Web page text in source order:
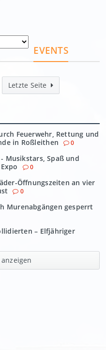
EVENTS
Letzte Seite
Feuerwehr, Rettung und
in Roßleithen
0
Musikstars, Spaß und
0
Öffnungszeiten an vier
0
Murenabgängen gesperrt
– Elfjähriger